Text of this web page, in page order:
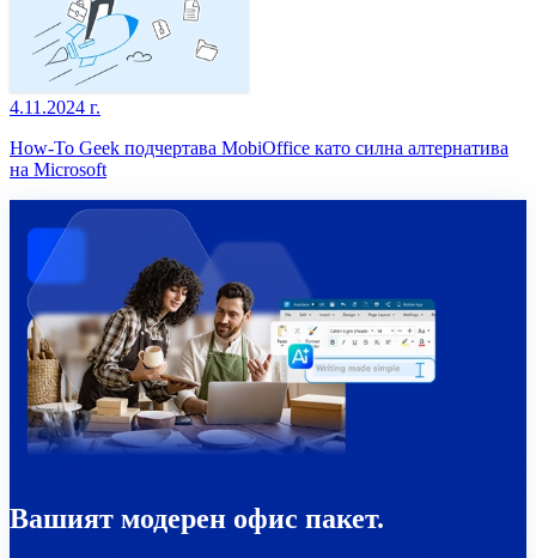
4.11.2024 г.
How-To Geek подчертава MobiOffice като силна алтернатива
на Microsoft
Вашият модерен офис пакет.